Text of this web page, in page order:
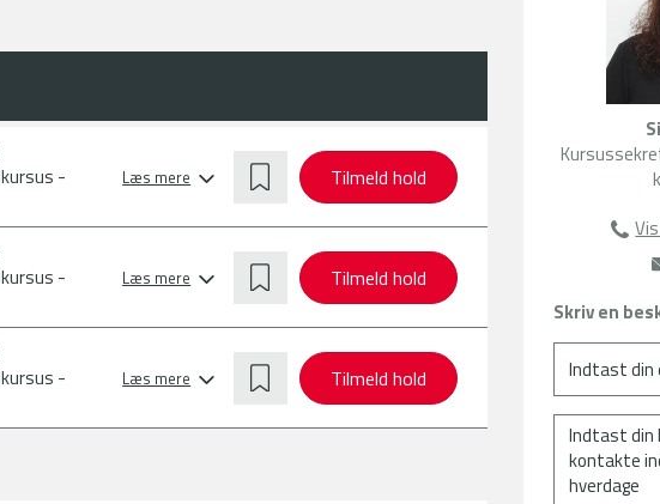
-
Læs mere Tilmeld hold
-
Læs mere Tilmeld hold
-
Læs mere Tilmeld hold
Skriv en